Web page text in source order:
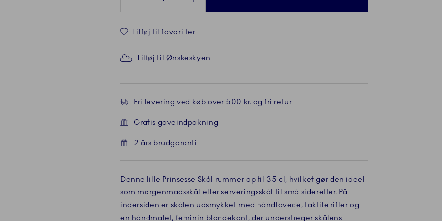
Tilføj til favoritter
Tilføj til Ønskeskyen
Fri levering ved køb over 500 kr. og fri retur
Gratis gaveindpakning
2 års brudgaranti
Denne lille Prinsesse Skål rummer op til 35 cl, hvilket gør den ideel
som morgenmadsskål eller serveringsskål til små sideretter. På
indersiden er skålen udsmykket med håndlavede, taktile rifler og
en håndmalet, feminin blondekant, der understreger skålens